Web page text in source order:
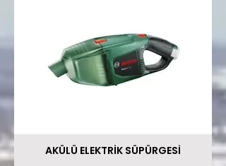
AKÜLÜ ELEKTRİK SÜPÜRGESİ